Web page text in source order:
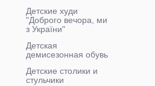
Детские худи
"Доброго вечора, ми
з України"
Детская
демисезонная обувь
Детские столики и
стульчики